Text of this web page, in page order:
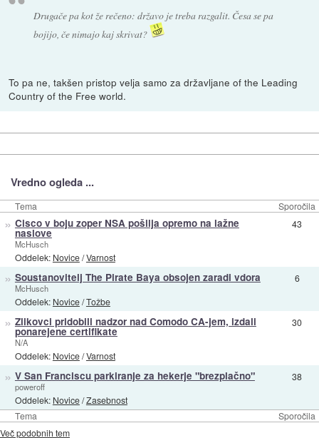
Drugače pa kot že rečeno: državo je treba razgalit. Česa se pa
bojijo, če nimajo kaj skrivat?
To pa ne, takšen pristop velja samo za državljane of the Leading
Country of the Free world.
Vredno ogleda ...
Tema Sporočila
Tema Sporočila
» Cisco v boju zoper NSA pošilja opremo na lažne
naslove
McHusch
Oddelek: Novice/Varnost
43
» Soustanovitelj The Pirate Baya obsojen zaradi vdora
McHusch
Oddelek: Novice/Tožbe
6
» Zlikovci pridobili nadzor nad Comodo CA-jem, izdali
ponarejene certifikate
N/A
Oddelek: Novice/Varnost
30
» V San Franciscu parkiranje za hekerje "brezplačno"
poweroff
Oddelek: Novice/Zasebnost
38
Več podobnih tem